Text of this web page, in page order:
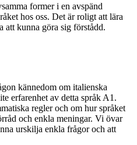
former i en avspänd
hos oss. Det är roligt att lära
att kunna göra sig förstådd.
kännedom om italienska
erfarenhet av detta språk A1.
regler och om hur språket
och enkla meningar. Vi övar
urskilja enkla frågor och att